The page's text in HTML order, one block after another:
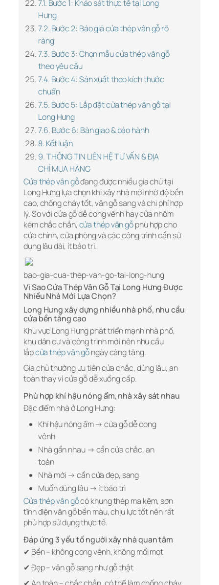
7.1. Bước 1: Khảo sát thực tế tại Long
Hưng
7.2. Bước 2: Báo giá cửa thép vân gỗ rõ
ràng
7.3. Bước 3: Chọn mẫu cửa thép vân gỗ
theo yêu cầu
7.4. Bước 4: Sản xuất theo kích thước
chuẩn
7.5. Bước 5: Lắp đặt cửa thép vân gỗ tại
Long Hưng
7.6. Bước 6: Bàn giao & bảo hành
8. Kết luận
9. THÔNG TIN LIÊN HỆ TƯ VẤN & ĐỊA
CHỈ MUA HÀNG
Cửa thép vân gỗđang được nhiều gia chủ tại
Long Hưng lựa chọn khi xây nhà mới nhờ độ bền
cao, chống cháy tốt, vân gỗ sang và chi phí hợp
lý. So với cửa gỗ dễ cong vênh hay cửa nhôm
kém chắc chắn, cửa thép vân gỗphù hợp cho
cửa chính, cửa phòng và các công trình cần sử
dụng lâu dài, ít bảo trì.
bao-gia-cua-thep-van-go-tai-long-hung
Vì Sao Cửa Thép Vân Gỗ Tại Long Hưng Được
Nhiều Nhà Mới Lựa Chọn?
Long Hưng xây dựng nhiều nhà phố, nhu cầu
cửa bền tăng cao
Khu vực Long Hưng phát triển mạnh nhà phố,
khu dân cư và công trình mới nên nhu cầu
lắpcửa thép vân gỗngày càng tăng.
Gia chủ thường ưu tiên cửa chắc, dùng lâu, an
toàn thay vì cửa gỗ dễ xuống cấp.
Phù hợp khí hậu nóng ẩm, nhà xây sát nhau
Đặc điểm nhà ở Long Hưng:
Khí hậu nóng ẩm → cửa gỗ dễ cong
vênh
Nhà gần nhau → cần cửa chắc, an
toàn
Nhà mới → cần cửa đẹp, sang
Muốn dùng lâu → ít bảo trì
Cửa thép vân gỗcó khung thép mạ kẽm, sơn
tĩnh điện vân gỗ bền màu, chịu lực tốt nên rất
phù hợp sử dụng thực tế.
Đáp ứng 3 yếu tố người xây nhà quan tâm
✔ Bền – không cong vênh, không mối mọt
✔ Đẹp – vân gỗ sang như gỗ thật